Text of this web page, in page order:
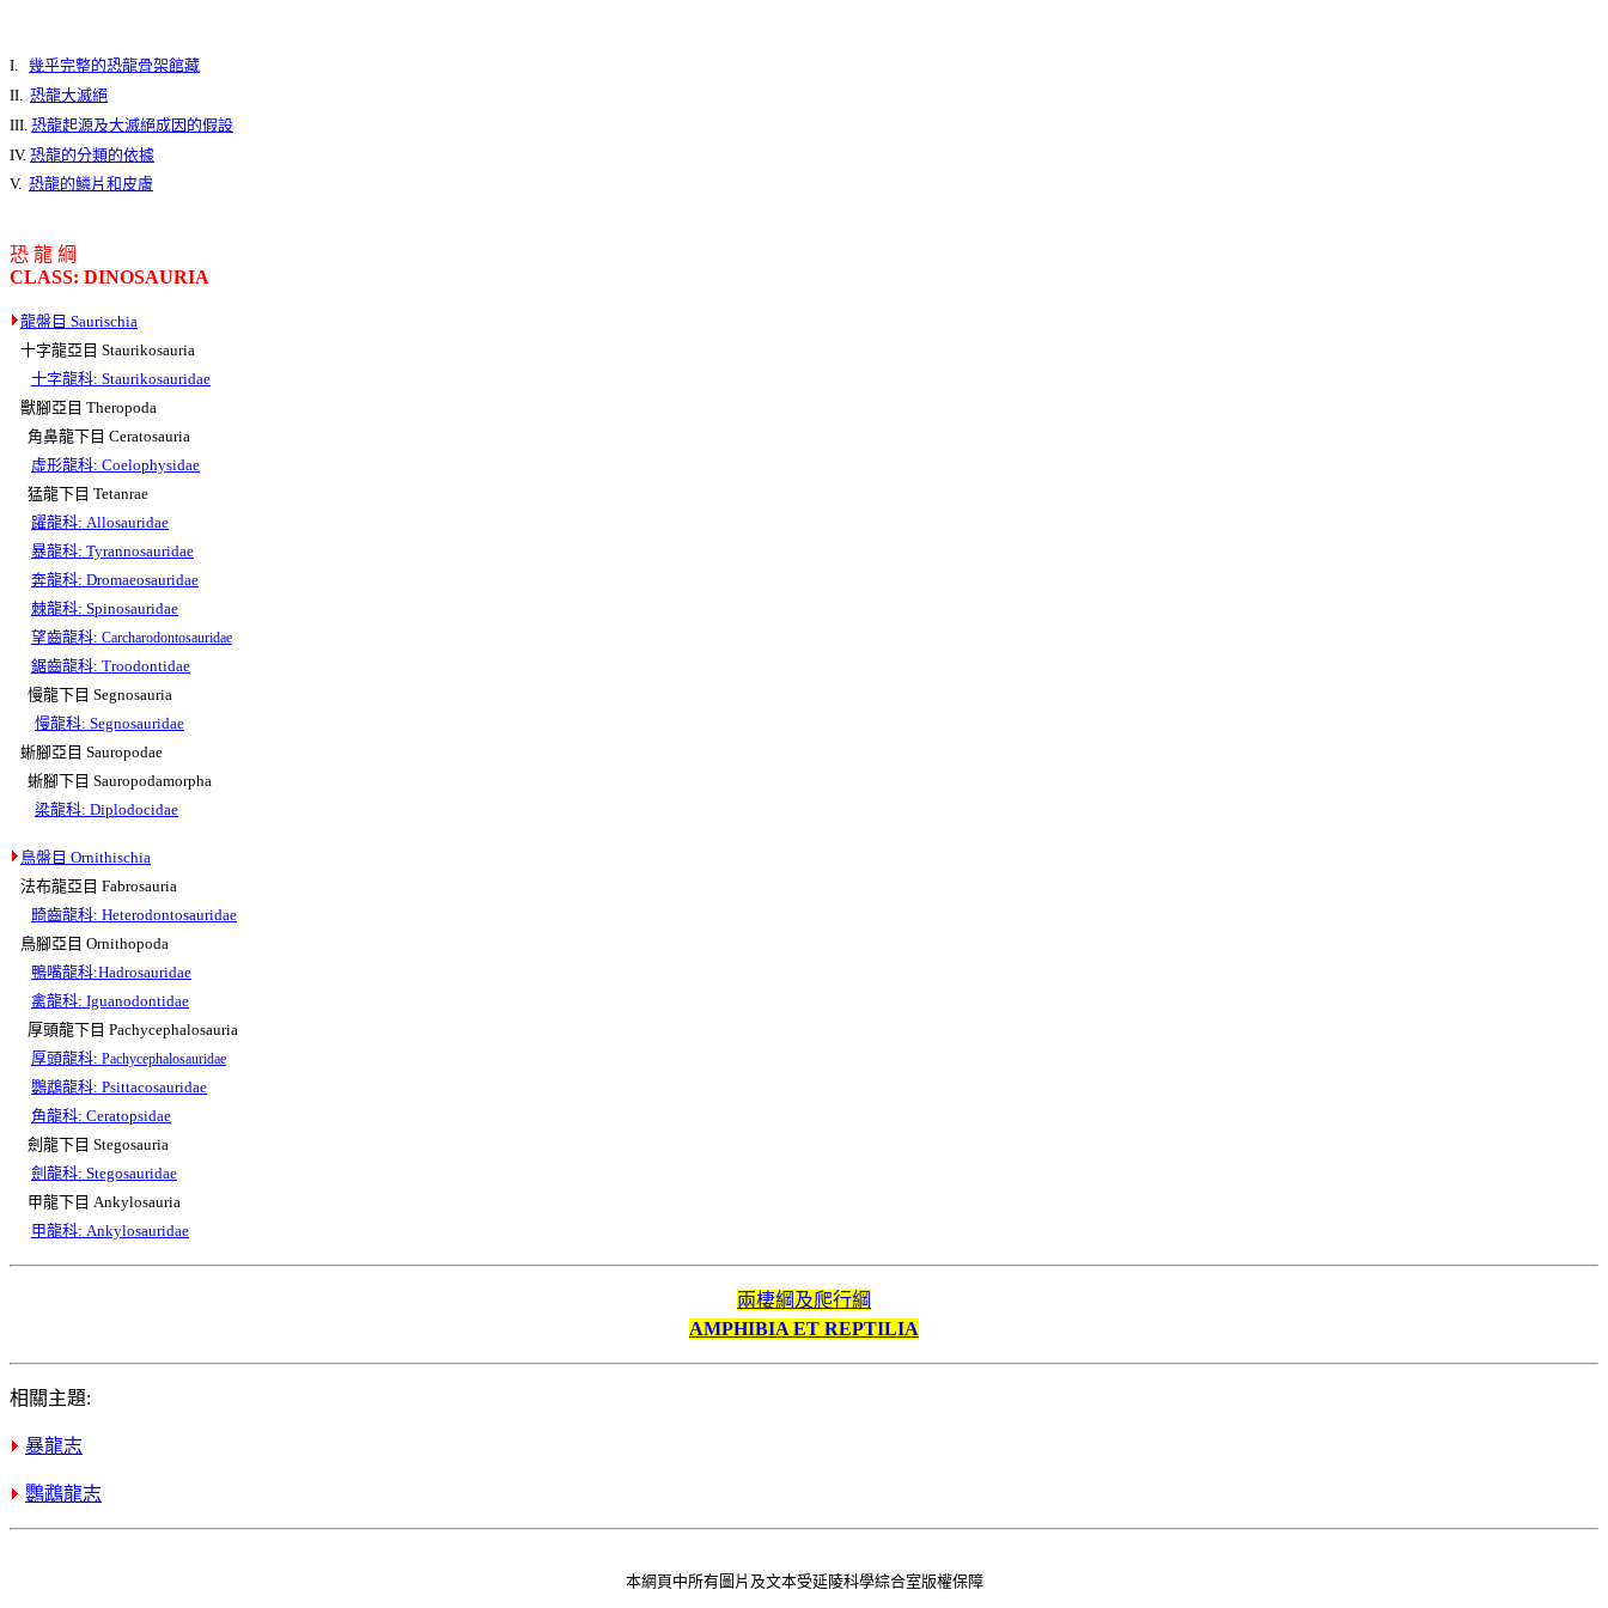
I. 幾乎完整的恐龍骨架館藏
II. 恐龍大滅絕
III. 恐龍起源及大滅絕成因的假設
IV. 恐龍的分類的依據
V. 恐龍的鱗片和皮膚
恐 龍 綱
CLASS: DINOSAURIA
龍盤目 Saurischia
十字龍亞目 Staurikosauria
十字龍科: Staurikosauridae
獸腳亞目 Theropoda
角鼻龍下目 Ceratosauria
虛形龍科: Coelophysidae
猛龍下目 Tetanrae
躍龍科: Allosauridae
暴龍科: Tyrannosauridae
奔龍科: Dromaeosauridae
棘龍科: Spinosauridae
望齒龍科: Carcharodontosauridae
鋸齒龍科: Troodontidae
慢龍下目 Segnosauria
慢龍科: Segnosauridae
蜥腳亞目 Sauropodae
蜥腳下目 Sauropodamorpha
梁龍科: Diplodocidae
鳥盤目 Ornithischia
法布龍亞目 Fabrosauria
畸齒龍科: Heterodontosauridae
鳥腳亞目 Ornithopoda
鴨嘴龍科:Hadrosauridae
禽龍科: Iguanodontidae
厚頭龍下目 Pachycephalosauria
厚頭龍科: Pachycephalosauridae
鸚鵡龍科: Psittacosauridae
角龍科: Ceratopsidae
劍龍下目 Stegosauria
劍龍科: Stegosauridae
甲龍下目 Ankylosauria
甲龍科: Ankylosauridae
兩棲綱及爬行綱
AMPHIBIA ET REPTILIA
相關主題:
暴龍志
鸚鵡龍志
本網頁中所有圖片及文本受延陵科學綜合室版權保障